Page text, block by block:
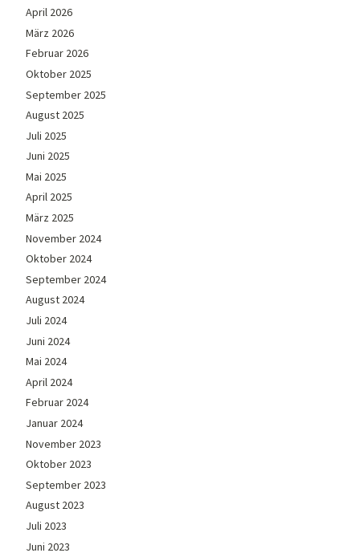
April 2026
März 2026
Februar 2026
Oktober 2025
September 2025
August 2025
Juli 2025
Juni 2025
Mai 2025
April 2025
März 2025
November 2024
Oktober 2024
September 2024
August 2024
Juli 2024
Juni 2024
Mai 2024
April 2024
Februar 2024
Januar 2024
November 2023
Oktober 2023
September 2023
August 2023
Juli 2023
Juni 2023